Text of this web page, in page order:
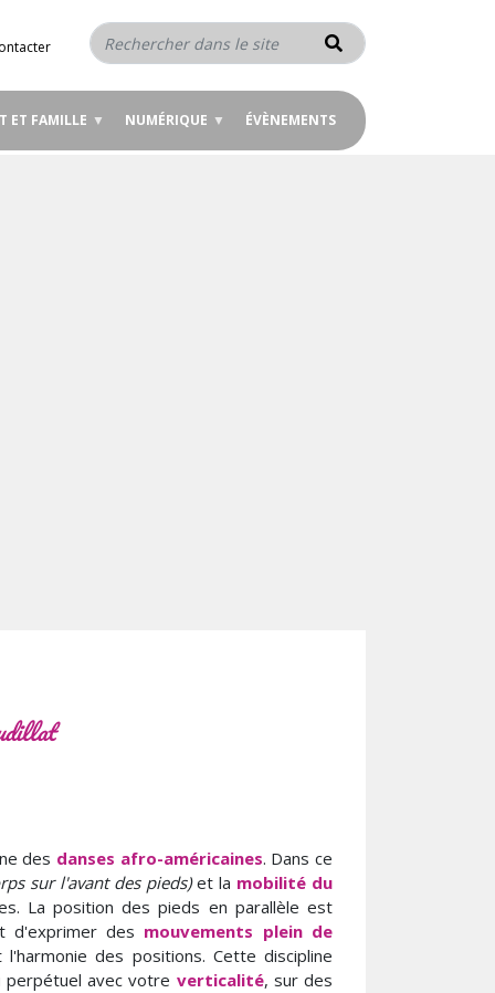
Rechercher
ET FAMILLE NUMÉRIQUE ÉVÈNEMENTS
des danses afro-américaines. Dans ce
sur l'avant des pieds)et la mobilité du
La position des pieds en parallèle est
d'exprimer des mouvements plein de
des positions. Cette discipline
perpétuel avec votre verticalité, sur des